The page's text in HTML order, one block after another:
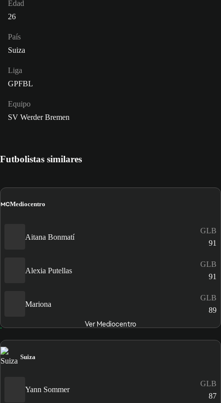
Edad
26
País
Suiza
Liga
GPFBL
Equipo
SV Werder Bremen
Futbolistas similares
MCMediocentro
Aitana Bonmatí
GLB
91
Alexia Putellas
GLB
91
Mariona
GLB
89
Ver Mediocentro
Suiza
Yann Sommer
GLB
87